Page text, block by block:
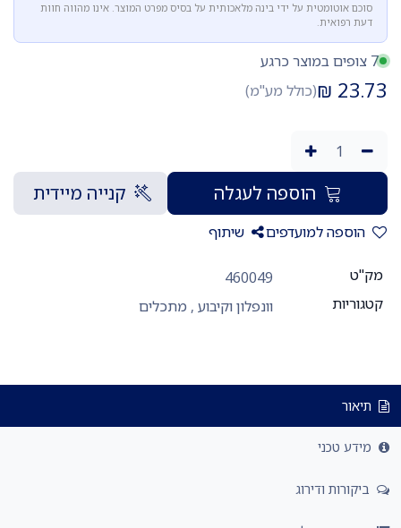
סוכם אוטומטית על ידי בינה מלאכותית על בסיס מפרט המוצר. אינו מהווה חוות
דעת רפואית.
7 צופים במוצר כרגע
23.73
₪(כולל מע"מ)
הוספה לעגלה קנייה מיידית
הוספה למועדפים שיתוף
מק"ט
460049
קטגוריות
וונפלון וקיבוע, מתכלים
תיאור
מידע טכני
ביקורות ודירוג